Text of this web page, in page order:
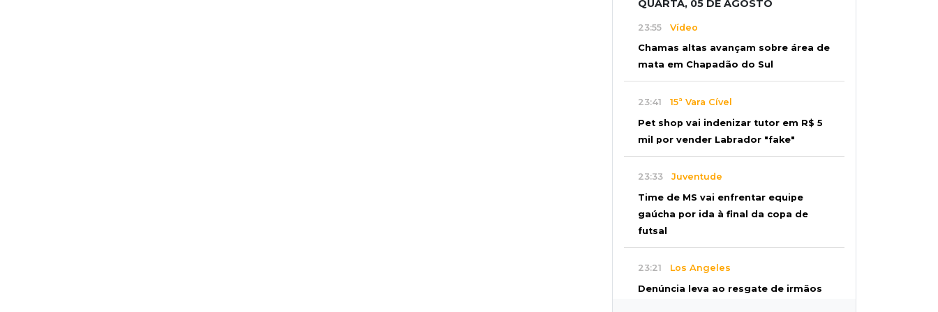
QUARTA, 05 DE AGOSTO
23:55 Vídeo
Chamas altas avançam sobre área de
mata em Chapadão do Sul
23:41 15ª Vara Cível
Pet shop vai indenizar tutor em R$ 5
mil por vender Labrador "fake"
23:33 Juventude
Time de MS vai enfrentar equipe
gaúcha por ida à final da copa de
futsal
23:21 Los Angeles
Denúncia leva ao resgate de irmãos